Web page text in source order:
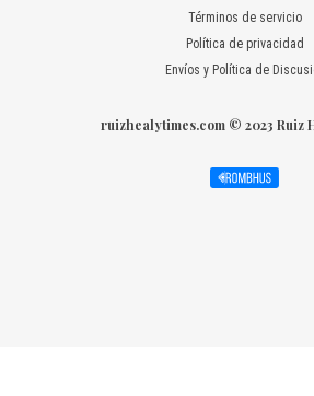
Términos de servicio
Política de privacidad
Envíos y Política de
ruizhealytimes.com © 2023 Ruiz